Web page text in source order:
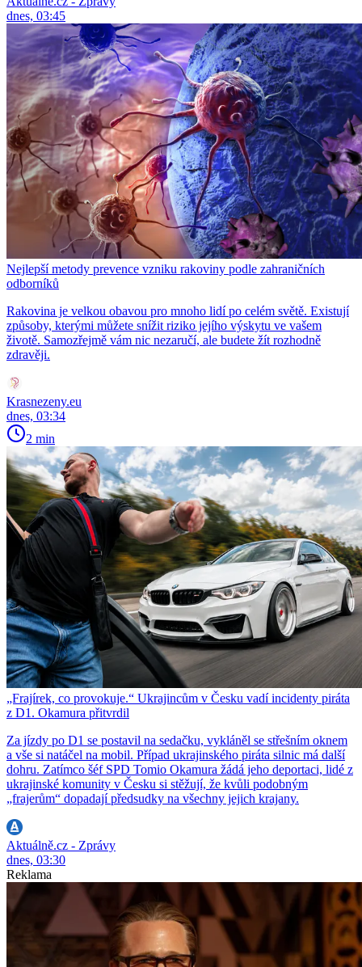
dnes, 03:45
Nejlepší metody prevence vzniku rakoviny podle zahraničních
odborníků
Rakovina je velkou obavou pro mnoho lidí po celém světě. Existují
způsoby, kterými můžete snížit riziko jejího výskytu ve vašem
životě. Samozřejmě vám nic nezaručí, ale budete žít rozhodně
zdravěji.
Krasnezeny.eu
dnes, 03:34
2 min
„Frajírek, co provokuje.“ Ukrajincům v Česku vadí incidenty piráta
z D1. Okamura přitvrdil
Za jízdy po D1 se postavil na sedačku, vykláněl se střešním oknem
a vše si natáčel na mobil. Případ ukrajinského piráta silnic má další
dohru. Zatímco šéf SPD Tomio Okamura žádá jeho deportaci, lidé z
ukrajinské komunity v Česku si stěžují, že kvůli podobným
„frajerům“ dopadají předsudky na všechny jejich krajany.
Aktuálně.cz - Zprávy
dnes, 03:30
Reklama